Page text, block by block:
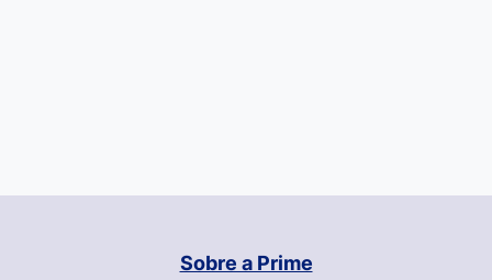
Sobre a Prime